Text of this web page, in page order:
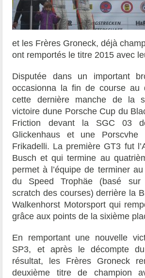
et les Frères Groneck, déjà
ont remportés le titre 2015 avec
Disputée dans un important
occasionna la fin de course au
cette dernière manche de la
victoire dune Porsche Cup du
Friction devant la SGC 03
Glickenhaus et une Porscvhe
Frikadelli. La première GT3 fut
Busch et qui termine au
permet à l’équipe de terminer
du Speed Trophäe (basé sur
scratch des courses) derrière la
Walkenhorst Motorsport qui
grâce aux points de la sixième
En remportant une nouvelle
SP3, et après le décompte
résultat, les Frères Groneck
deuxième titre de champion